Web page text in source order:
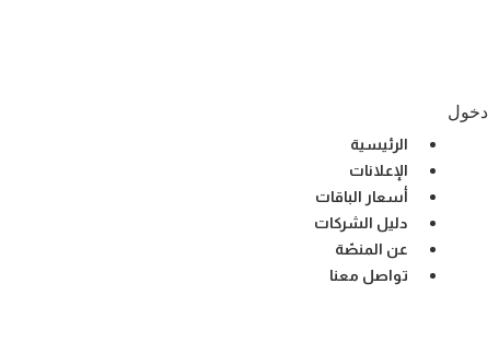
دخول
الرئيسية
الإعلانات
أسعار الباقات
دليل الشركات
عن المنصّة
تواصل معنا